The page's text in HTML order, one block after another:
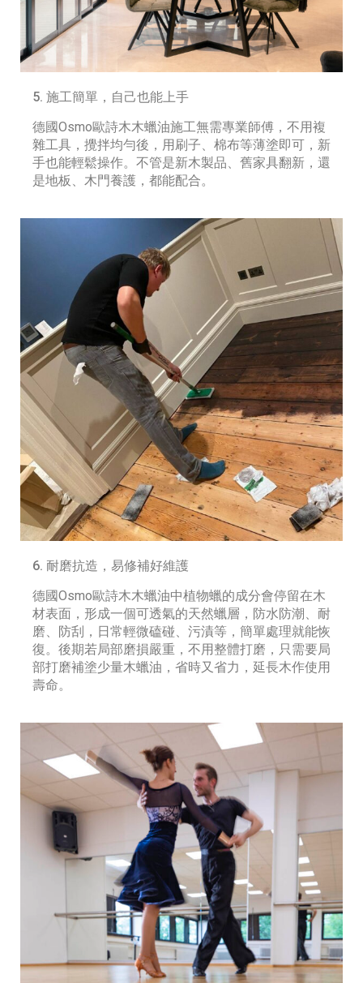
5. 施工簡單，自己也能上手
德國Osmo歐詩木木蠟油施工無需專業師傅，不用複
雜工具，攪拌均勻後，用刷子、棉布等薄塗即可，新
手也能輕鬆操作。不管是新木製品、舊家具翻新，還
是地板、木門養護，都能配合。
6. 耐磨抗造，易修補好維護
德國Osmo歐詩木木蠟油中植物蠟的成分會停留在木
材表面，形成一個可透氣的天然蠟層，防水防潮、耐
磨、防刮，日常輕微磕碰、污漬等，簡單處理就能恢
復。後期若局部磨損嚴重，不用整體打磨，只需要局
部打磨補塗少量木蠟油，省時又省力，延長木作使用
壽命。